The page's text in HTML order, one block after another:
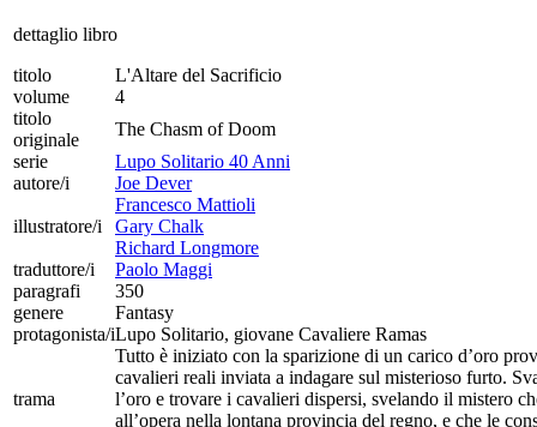
dettaglio libro
titolo
L'Altare del Sacrificio
volume
4
titolo
originale
The Chasm of Doom
serie
Lupo Solitario 40 Anni
autore/i
Joe Dever
illustratore/i
Francesco Mattioli
Gary Chalk
Richard Longmore
traduttore/i
Paolo Maggi
paragrafi
350
genere
Fantasy
protagonista/iLupo Solitario, giovane Cavaliere Ramas
trama
Tutto è iniziato con la sparizione di un carico d’oro
cavalieri reali inviata a indagare sul misterioso furto.
l’oro e trovare i cavalieri dispersi, svelando il mistero
all’opera nella lontana provincia del regno, e che le